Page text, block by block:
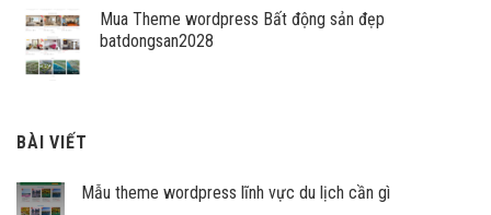
VNĐ
Mua Theme wordpress Bất động sản đẹp
batdongsan2028
BÀI VIẾT
Mẫu theme wordpress lĩnh vực du lịch cần gì